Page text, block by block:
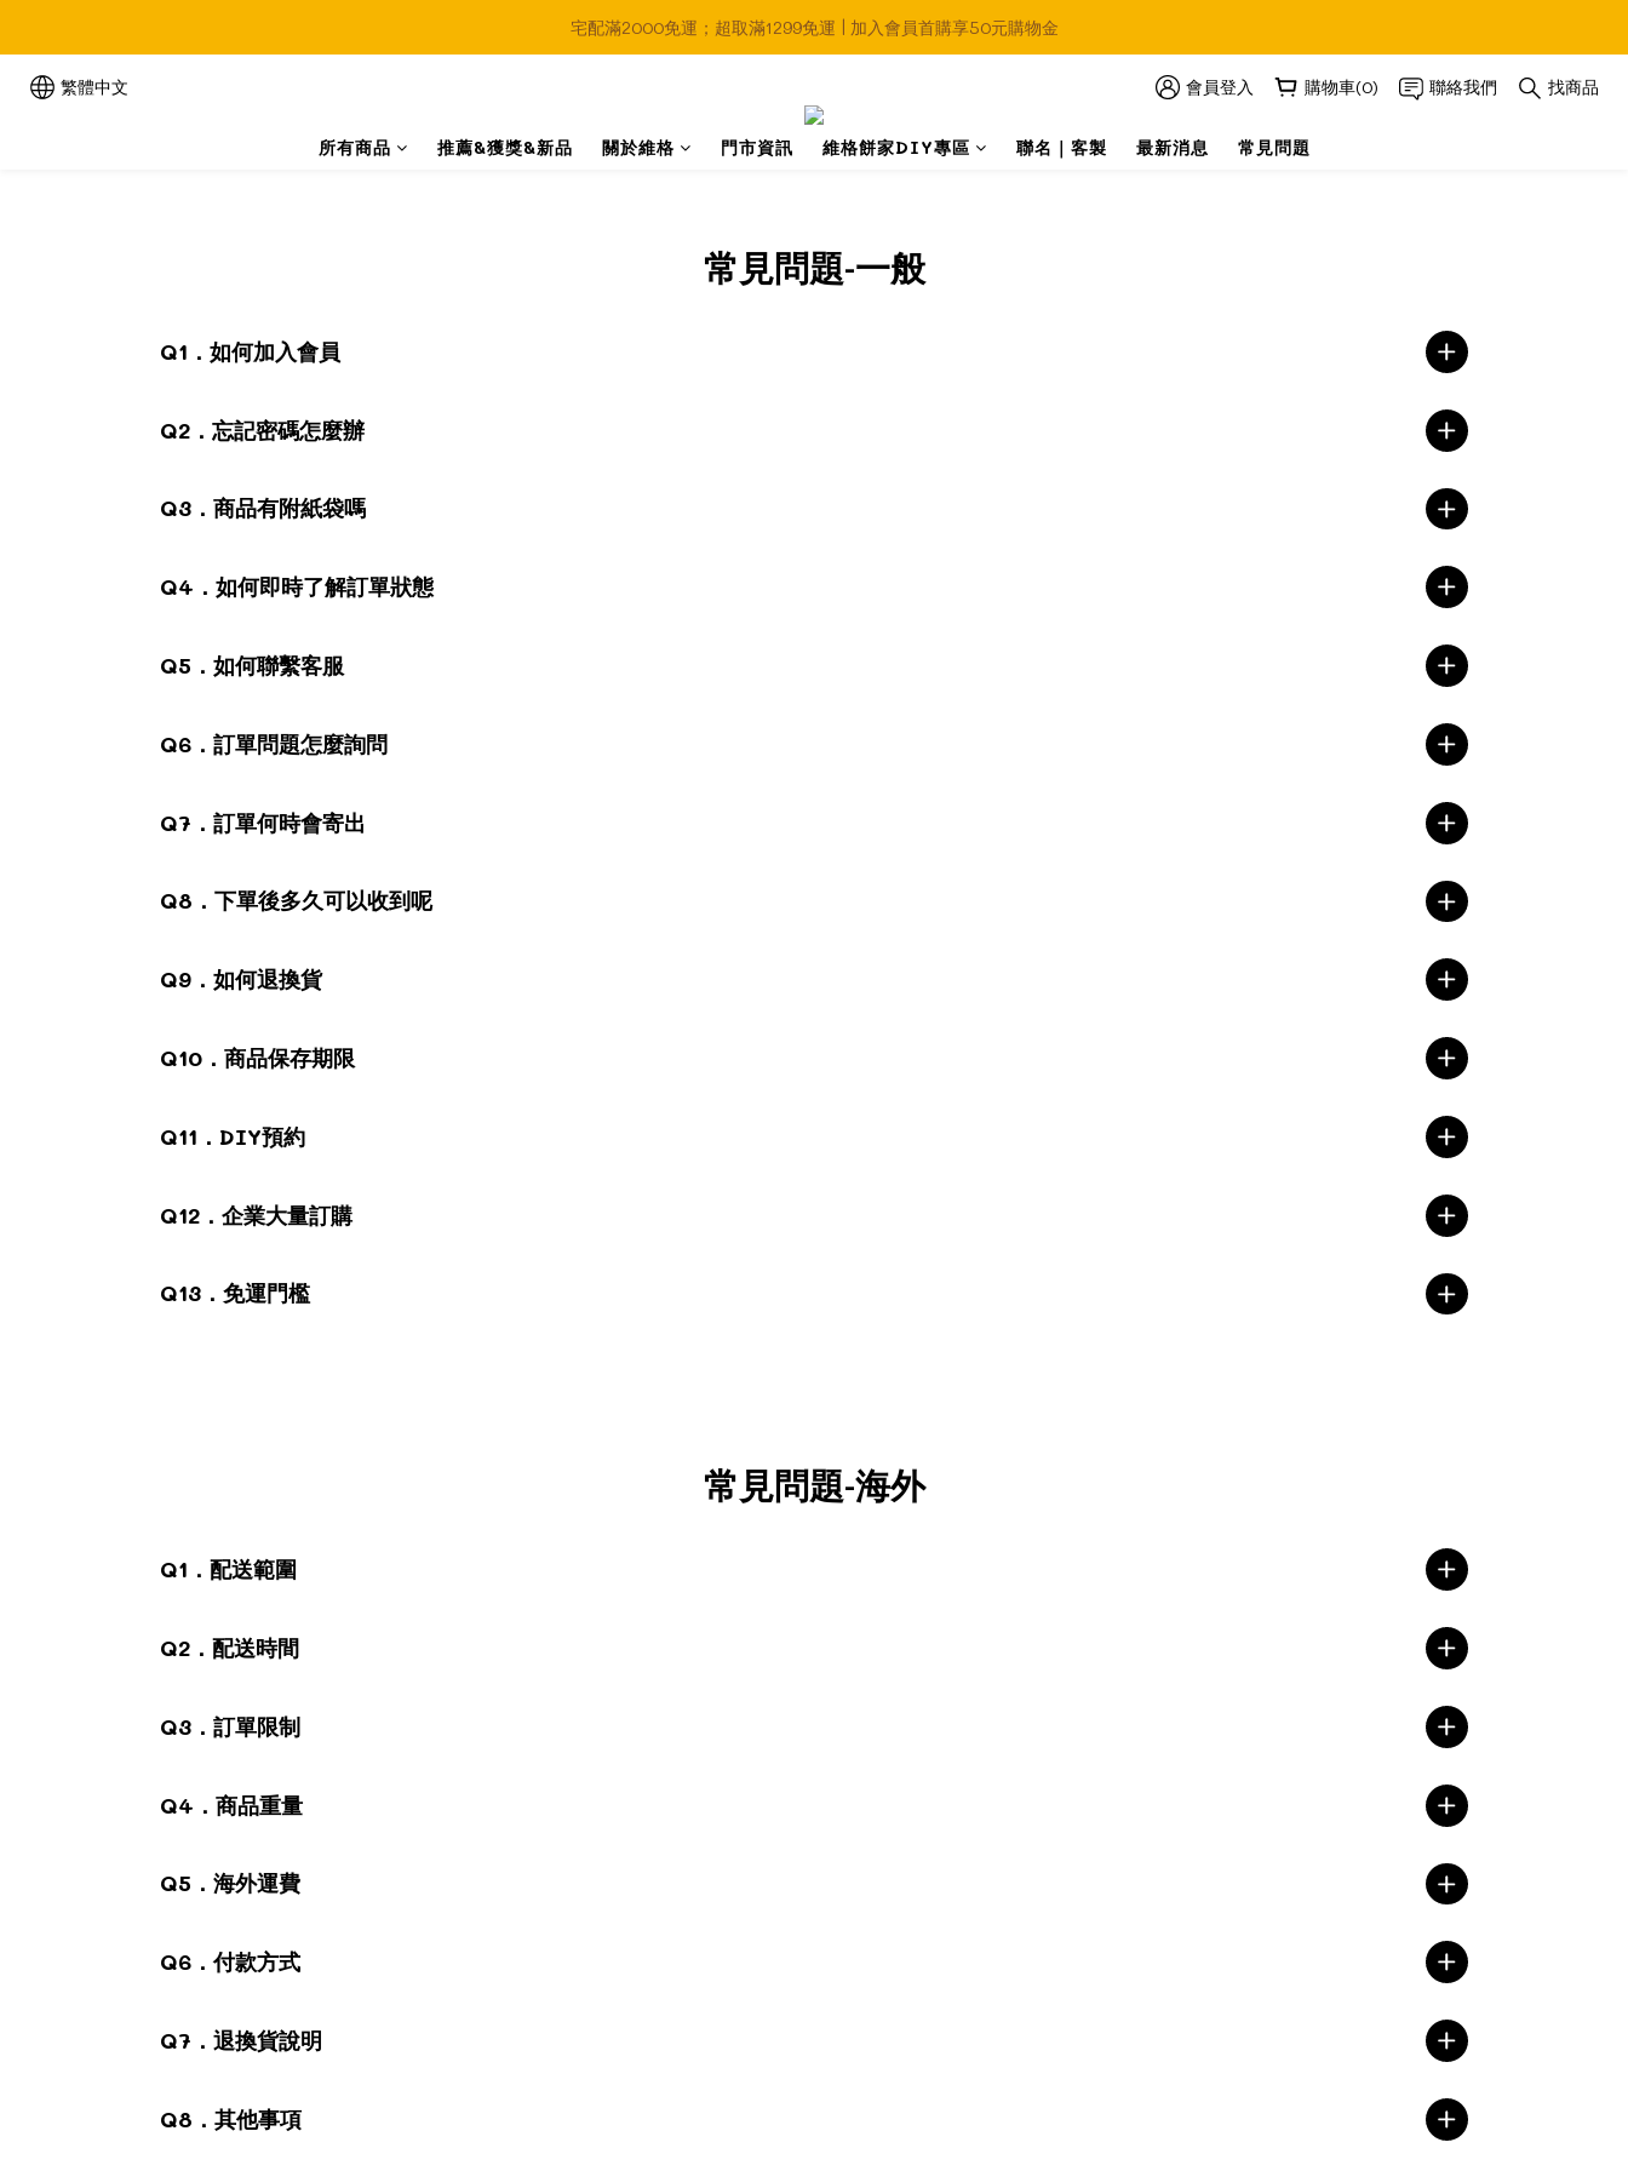
宅配滿2000免運；超取滿1299免運 | 加入會員首購享50元購物金
繁體中文 會員登入 購物車(0) 聯絡我們 找商品
所有商品 推薦&獲獎&新品 關於維格 門市資訊 維格餅家DIY專區 聯名｜客製 最新消息 常見問題
常見問題-一般
Q1．如何加入會員
Q2．忘記密碼怎麼辦
Q3．商品有附紙袋嗎
Q4．如何即時了解訂單狀態
Q5．如何聯繫客服
Q6．訂單問題怎麼詢問
Q7．訂單何時會寄出
Q8．下單後多久可以收到呢
Q9．如何退換貨
Q10．商品保存期限
Q11．DIY預約
Q12．企業大量訂購
Q13．免運門檻
常見問題-海外
Q1．配送範圍
Q2．配送時間
Q3．訂單限制
Q4．商品重量
Q5．海外運費
Q6．付款方式
Q7．退換貨說明
Q8．其他事項